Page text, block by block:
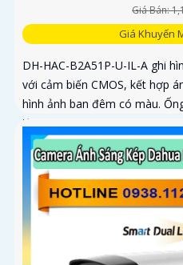
Giá Bán:
Giá Khuyến
DH-HAC-B2A51P-U-IL-A ghi
với cảm biến CMOS, kết hợp
hình ảnh ban đêm có màu.
tích hợp mic...